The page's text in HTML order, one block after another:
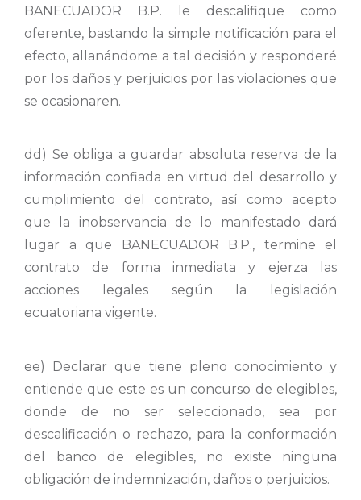
BANECUADOR B.P. le descalifique como
oferente, bastando la simple notificación para el
efecto, allanándome a tal decisión y responderé
por los daños y perjuicios por las violaciones que
se ocasionaren.
dd) Se obliga a guardar absoluta reserva de la
información confiada en virtud del desarrollo y
cumplimiento del contrato, así como acepto
que la inobservancia de lo manifestado dará
lugar a que BANECUADOR B.P., termine el
contrato de forma inmediata y ejerza las
acciones legales según la legislación
ecuatoriana vigente.
ee) Declarar que tiene pleno conocimiento y
entiende que este es un concurso de elegibles,
donde de no ser seleccionado, sea por
descalificación o rechazo, para la conformación
del banco de elegibles, no existe ninguna
obligación de indemnización, daños o perjuicios.